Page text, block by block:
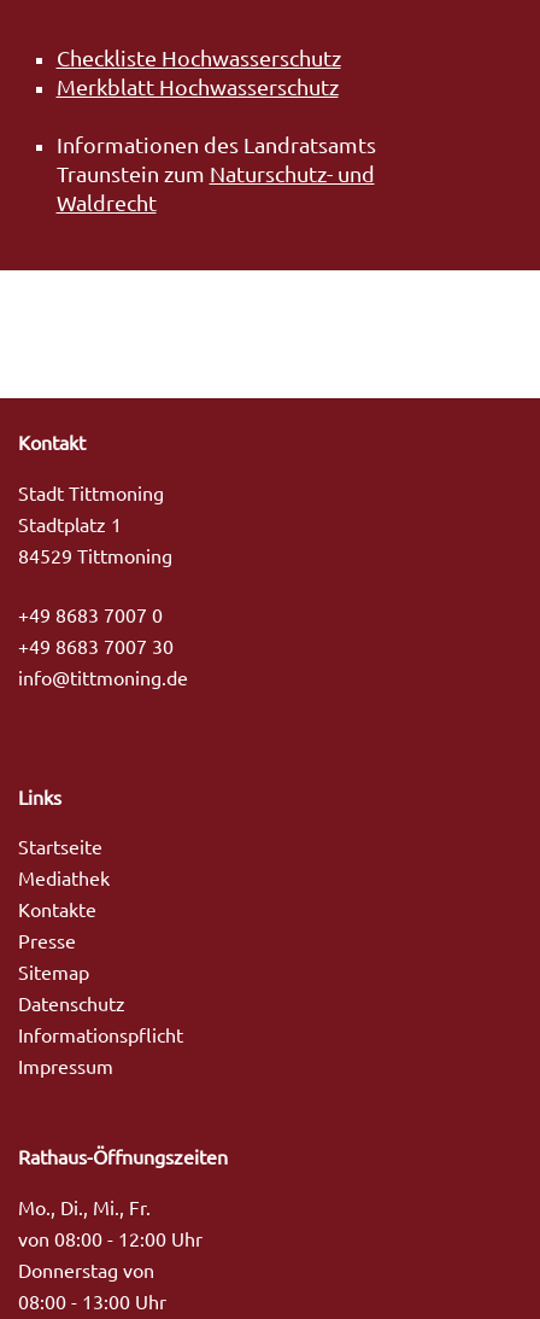
Checkliste Hochwasserschutz
Merkblatt Hochwasserschutz
Informationen des Landratsamts
Traunstein zum Naturschutz- und
Waldrecht
Kontakt
Stadt Tittmoning
Stadtplatz 1
84529 Tittmoning
+49 8683 7007 0
+49 8683 7007 30
info@tittmoning.de
Links
Startseite
Mediathek
Kontakte
Presse
Sitemap
Datenschutz
Informationspflicht
Impressum
Rathaus-Öffnungszeiten
Mo., Di., Mi., Fr.
von 08:00 - 12:00 Uhr
Donnerstag von
08:00 - 13:00 Uhr